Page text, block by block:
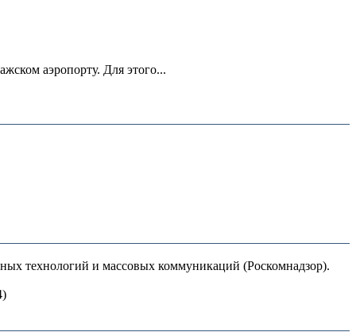
аэропорту. Для этого...
технологий и массовых коммуникаций (Роскомнадзор).